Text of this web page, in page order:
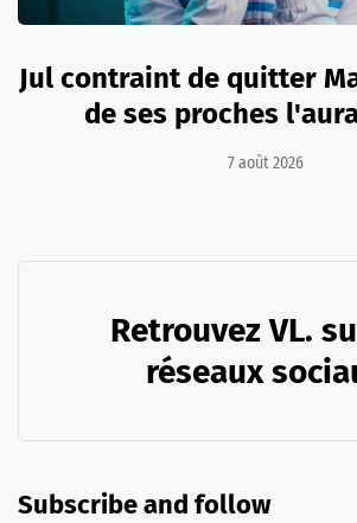
Jul contraint de quitter
de ses proches
7 août 2026
Retrouvez VL.
réseaux
Subscribe and follow